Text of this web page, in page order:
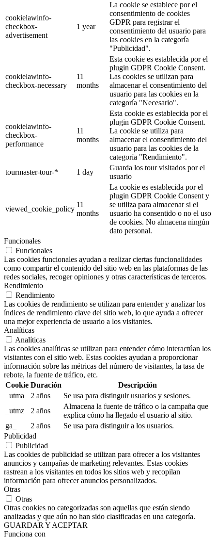
cookielawinfo-
checkbox-
advertisement
1 year
La cookie se establece por el
consentimiento de cookies
GDPR para registrar el
consentimiento del usuario para
las cookies en la categoría
"Publicidad".
cookielawinfo-
checkbox-necessary
11
months
Esta cookie es establecida por el
plugin GDPR Cookie Consent.
Las cookies se utilizan para
almacenar el consentimiento del
usuario para las cookies en la
categoría "Necesario".
cookielawinfo-
checkbox-
performance
11
months
Esta cookie es establecida por el
plugin GDPR Cookie Consent.
La cookie se utiliza para
almacenar el consentimiento del
usuario para las cookies de la
categoría "Rendimiento".
tourmaster-tour-*
1 day
Guarda los tour visitados por el
usuario
viewed_cookie_policy
11
months
La cookie es establecida por el
plugin GDPR Cookie Consent y
se utiliza para almacenar si el
usuario ha consentido o no el uso
de cookies. No almacena ningún
dato personal.
Funcionales
Funcionales
Las cookies funcionales ayudan a realizar ciertas funcionalidades
como compartir el contenido del sitio web en las plataformas de las
redes sociales, recoger opiniones y otras características de terceros.
Rendimiento
Rendimiento
Las cookies de rendimiento se utilizan para entender y analizar los
índices de rendimiento clave del sitio web, lo que ayuda a ofrecer
una mejor experiencia de usuario a los visitantes.
Analíticas
Analíticas
Las cookies analíticas se utilizan para entender cómo interactúan los
visitantes con el sitio web. Estas cookies ayudan a proporcionar
información sobre las métricas del número de visitantes, la tasa de
rebote, la fuente de tráfico, etc.
Cookie Duración
Descripción
_utma
2 años
Se usa para distinguir usuarios y sesiones.
_utmz
2 años
Almacena la fuente de tráfico o la campaña que
explica cómo ha llegado el usuario al sitio.
ga_
2 años
Se usa para distinguir a los usuarios.
Publicidad
Publicidad
Las cookies de publicidad se utilizan para ofrecer a los visitantes
anuncios y campañas de marketing relevantes. Estas cookies
rastrean a los visitantes en todos los sitios web y recopilan
información para ofrecer anuncios personalizados.
Otras
Otras
Otras cookies no categorizadas son aquellas que están siendo
analizadas y que aún no han sido clasificadas en una categoría.
GUARDAR Y ACEPTAR
Funciona con